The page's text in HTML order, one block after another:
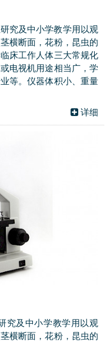
究及中小学教学用以观
横断面，花粉，昆虫的
床工作人体三大常规化
电视机用途相当广，学
等。仪器体积小、重量
详细
究及中小学教学用以观
横断面，花粉，昆虫的